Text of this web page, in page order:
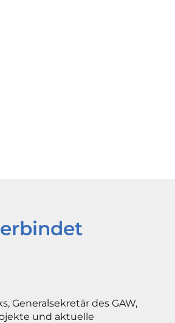
Generalsekretär des GAW,
und aktuelle